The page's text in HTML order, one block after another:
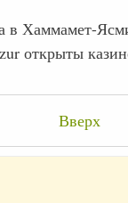
в Хаммамет-
открыты
Вверх